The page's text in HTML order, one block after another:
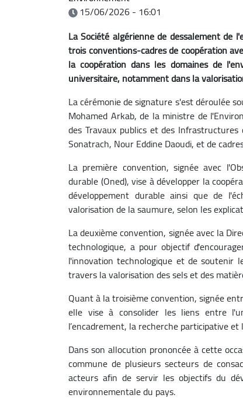
15/06/2026 - 16:01
La Société algérienne de dessalement de
trois conventions-cadres de coopération
la coopération dans les domaines de
universitaire, notamment dans la
La cérémonie de signature s'est déroulée
Mohamed Arkab, de la ministre de
des Travaux publics et des
Sonatrach, Nour Eddine Daoudi, et de
La première convention, signée avec
durable (Oned), vise à développer la
développement durable ainsi que de
valorisation de la saumure, selon les
La deuxième convention, signée avec la
technologique, a pour objectif
l'innovation technologique et de soutenir
travers la valorisation des sels et des
Quant à la troisième convention, signée
elle vise à consolider les liens entre
l’encadrement, la recherche participative
Dans son allocution prononcée à cette
commune de plusieurs secteurs de
acteurs afin de servir les objectifs du
environnementale du pays.